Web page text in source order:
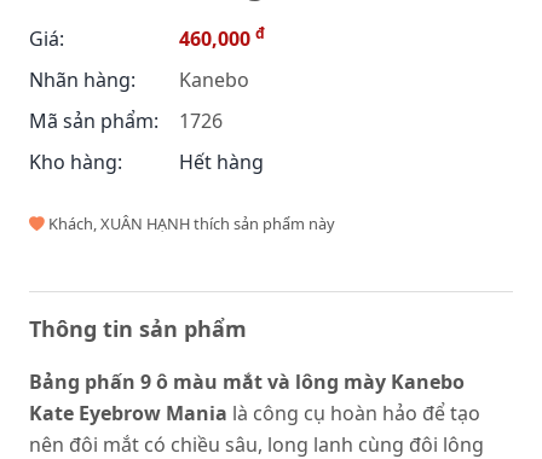
Giá: 460,000 đ
Nhãn hàng:
Kanebo
Mã sản phẩm:
1726
Kho hàng:
Hết hàng
Khách, XUÂN HẠNH thích sản phẩm này
Thông tin sản phẩm
Bảng phấn 9 ô màu mắt và lông mày Kanebo
Kate Eyebrow Mania là công cụ hoàn hảo để tạo
nên đôi mắt có chiều sâu, long lanh cùng đôi lông